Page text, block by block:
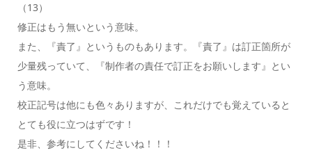
（13）
修正はもう無いという意味。
また、『責了』というものもあります。『責了』は訂正箇所が
少量残っていて、『制作者の責任で訂正をお願いします』とい
う意味。
校正記号は他にも色々ありますが、これだけでも覚えていると
とても役に立つはずです！
是非、参考にしてくださいね！！！